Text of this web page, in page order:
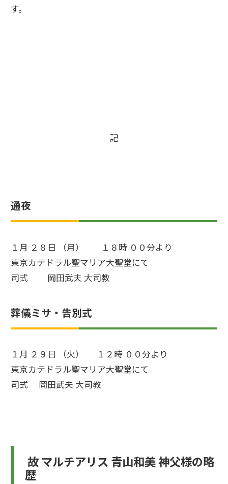
す。
記
通夜
１月 ２８日 （月） １８時 ００分より
東京カテドラル聖マリア大聖堂にて
司式 岡田武夫 大司教
葬儀ミサ・告別式
１月 ２９日 （火） １２時 ００分より
東京カテドラル聖マリア大聖堂にて
司式 岡田武夫 大司教
故 マルチアリス 青山和美 神父様の略
歴